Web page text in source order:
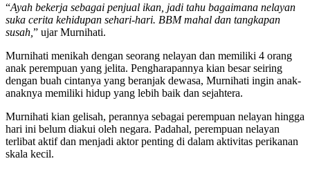
“Ayah bekerja sebagai penjual ikan, jadi tahu bagaimana nelayan
suka cerita kehidupan sehari-hari. BBM mahal dan tangkapan
susah, ” ujar Murnihati.
Murnihati menikah dengan seorang nelayan dan memiliki 4 orang
anak perempuan yang jelita. Pengharapannya kian besar seiring
dengan buah cintanya yang beranjak dewasa, Murnihati ingin anak-
anaknya memiliki hidup yang lebih baik dan sejahtera.
Murnihati kian gelisah, perannya sebagai perempuan nelayan hingga
hari ini belum diakui oleh negara. Padahal, perempuan nelayan
terlibat aktif dan menjadi aktor penting di dalam aktivitas perikanan
skala kecil.